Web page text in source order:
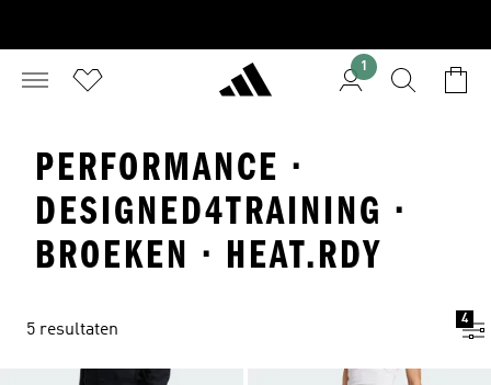
1
PERFORMANCE ·
DESIGNED4TRAINING ·
BROEKEN · HEAT.RDY
5 resultaten
4